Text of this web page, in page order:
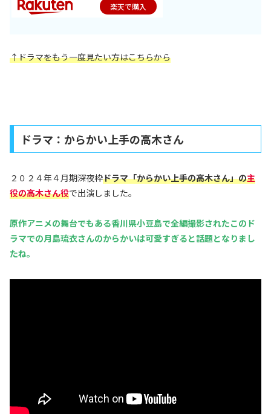
楽天で購入
↑ドラマをもう一度見たい方はこちらから
ドラマ：からかい上手の高木さん
２０２４年４月期深夜枠ドラマ「からかい上手の高木さん」の主
役の高木さん役で出演しました。
原作アニメの舞台でもある香川県小豆島で全編撮影されたこのド
ラマでの月島琉衣さんのからかいは可愛すぎると話題となりまし
たね。